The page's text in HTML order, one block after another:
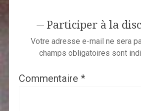
Participer à la
Votre adresse e-mail ne sera
champs obligatoires sont
Commentaire *